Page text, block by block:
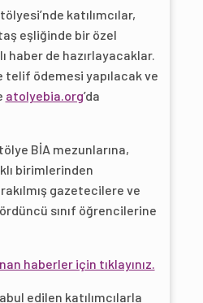
katılımcılar,
eşliğinde bir özel
haber de hazırlayacaklar.
telif ödemesi yapılacak ve
atolyebia.org’da
BİA mezunlarına,
birimlerinden
gazetecilere ve
sınıf öğrencilerine
haberler için tıklayınız.
edilen katılımcılarla